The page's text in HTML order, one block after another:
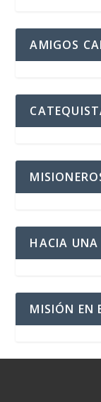
AMIGOS
HACIA UNA
MISIÓN EN